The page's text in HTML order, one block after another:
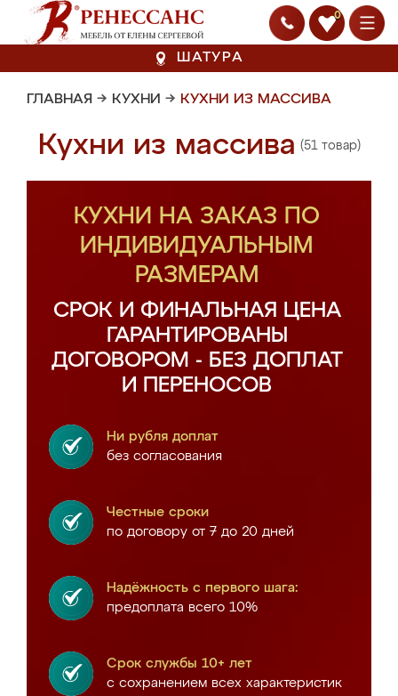
0
ШАТУРА
ГЛАВНАЯ → КУХНИ → КУХНИ ИЗ МАССИВА
Кухни из массива (51 товар)
КУХНИ НА ЗАКАЗ ПО
ИНДИВИДУАЛЬНЫМ
РАЗМЕРАМ
СРОК И ФИНАЛЬНАЯ ЦЕНА
ГАРАНТИРОВАНЫ
ДОГОВОРОМ - БЕЗ ДОПЛАТ
И ПЕРЕНОСОВ
Ни рубля доплат
без согласования
Честные сроки
по договору от 7 до 20 дней
Надёжность с первого шага:
предоплата всего 10%
Срок службы 10+ лет
с сохранением всех характеристик